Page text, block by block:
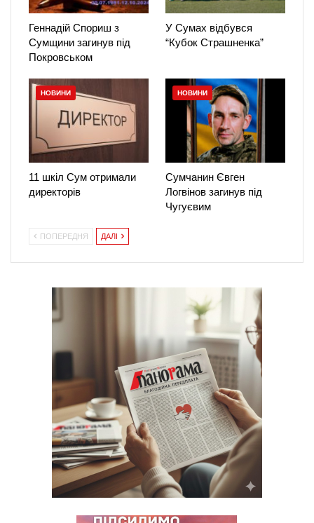
Геннадій Спориш з
Сумщини загинув під
Покровськом
У Сумах відбувся
“Кубок Страшненка”
НОВИНИ
11 шкіл Сум отримали
директорів
НОВИНИ
Сумчанин Євген
Логвінов загинув під
Чугуєвим
ПОПЕРЕДНЯ ДАЛІ